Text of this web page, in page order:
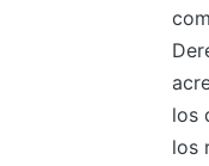
los
los